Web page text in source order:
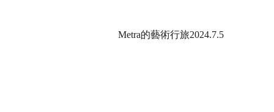
Metra的藝術行旅2024.7.5